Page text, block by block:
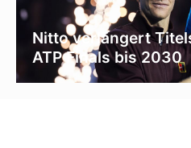
Nitto verlängert
ATP Finals bis 2030